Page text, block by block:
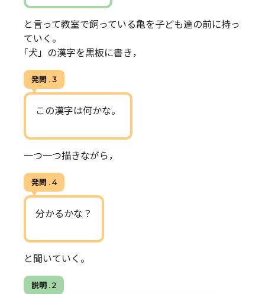
と言って教室で飼っている亀を子ども達の前に持っ
ていく。
｢犬」の漢字を黒板に書き，
発問 . 3
この漢字は何かな。
一つ一つ描きながら，
発問 . 4
分かるかな？
と聞いていく。
説明 . 2